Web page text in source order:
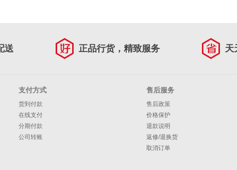
送 正品行货，精致服务 天
支付方式
货到付款
在线支付
分期付款
公司转账
售后服务
售后政策
价格保护
退款说明
返修/退换货
取消订单